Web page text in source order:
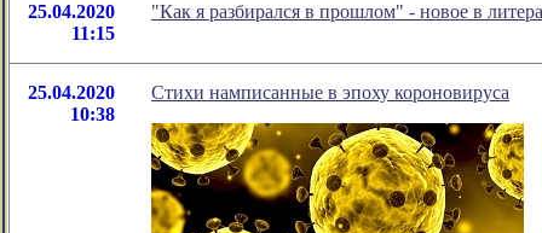
25.04.2020
11:15
"Как я разбирался в прошлом" - новое в
25.04.2020
10:38
Стихи намписанные в эпоху короновируса